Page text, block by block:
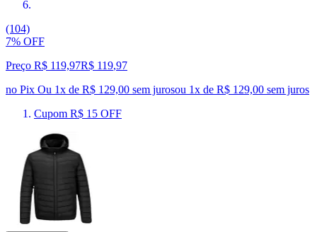
(104)
7% OFF
Preço R$ 119,97R$ 119,97
no Pix Ou 1x de R$ 129,00 sem jurosou 1x de R$ 129,00 sem juros
Cupom R$ 15 OFF